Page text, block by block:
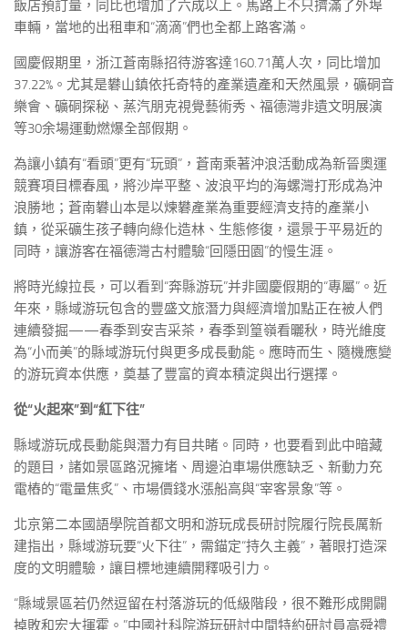
飯店預訂量，同比也增加了六成以上。馬路上不只擠滿了外埠
車輛，當地的出租車和“滴滴”們也全都上路客滿。
國慶假期里，浙江蒼南縣招待游客達160.71萬人次，同比增加
37.22%。尤其是礬山鎮依托奇特的產業遺產和天然風景，礦硐音
樂會、礦硐探秘、蒸汽朋克視覺藝術秀、福德灣非遺文明展演
等30余場運動燃爆全部假期。
為讓小鎮有“看頭”更有“玩頭”，蒼南乘著沖浪活動成為新晉奧運
競賽項目標春風，將沙岸平整、波浪平均的海螺灣打形成為沖
浪勝地；蒼南礬山本是以煉礬產業為重要經濟支持的產業小
鎮，從采礦生孩子轉向綠化造林、生態修復，還景于平易近的
同時，讓游客在福德灣古村體驗“回隱田園”的慢生涯。
將時光線拉長，可以看到“奔縣游玩”并非國慶假期的“專屬”。近
年來，縣域游玩包含的豐盛文旅潛力與經濟增加點正在被人們
連續發掘——春季到安吉采茶，春季到篁嶺看曬秋，時光維度
為“小而美”的縣域游玩付與更多成長動能。應時而生、隨機應變
的游玩資本供應，奠基了豐富的資本積淀與出行選擇。
從“火起來”到“紅下往”
縣域游玩成長動能與潛力有目共睹。同時，也要看到此中暗藏
的題目，諸如景區路況擁堵、周邊泊車場供應缺乏、新動力充
電樁的“電量焦炙”、市場價錢水漲船高與“宰客景象”等。
北京第二本國語學院首都文明和游玩成長研討院履行院長厲新
建指出，縣域游玩要“火下往”，需錨定“持久主義”，著眼打造深
度的文明體驗，讓目標地連續開釋吸引力。
“縣域景區若仍然逗留在村落游玩的低級階段，很不難形成開闢
掉敗和宏大揮霍。”中國社科院游玩研討中間特約研討員高舜禮